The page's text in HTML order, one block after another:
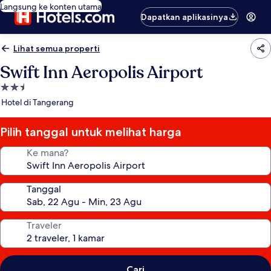
Langsung ke konten utama
Dapatkan aplikasinya
Lihat semua properti
Swift Inn Aeropolis Airport
Properti
bintang
Hotel di Tangerang
Pilih tanggal untuk melihat harga
Ke mana?
Tanggal
Traveler